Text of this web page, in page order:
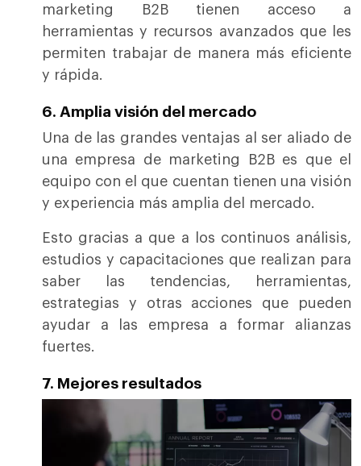
marketing B2B tienen acceso a
herramientas y recursos avanzados que les
permiten trabajar de manera más eficiente
y rápida.
6. Amplia visión del mercado
Una de las grandes ventajas al ser aliado de
una empresa de marketing B2B es que el
equipo con el que cuentan tienen una visión
y experiencia más amplia del mercado.
Esto gracias a que a los continuos análisis,
estudios y capacitaciones que realizan para
saber las tendencias, herramientas,
estrategias y otras acciones que pueden
ayudar a las empresa a formar alianzas
fuertes.
7. Mejores resultados